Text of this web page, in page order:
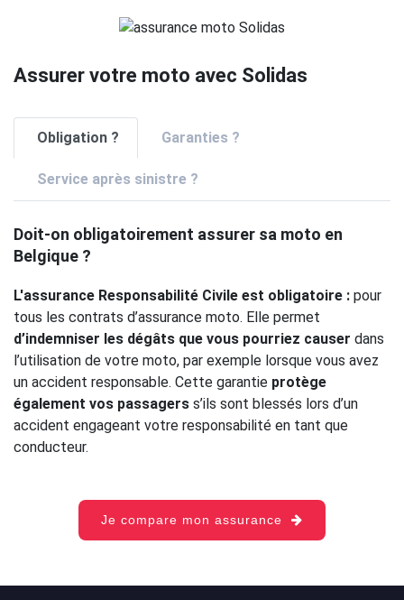
Assurer votre moto avec Solidas
Obligation ? Garanties ?
Service après sinistre ?
Doit-on obligatoirement assurer sa moto en
Belgique ?
L'assurance Responsabilité Civile est obligatoire : pour
tous les contrats d’assurance moto. Elle permet
d’indemniser les dégâts que vous pourriez causer dans
l’utilisation de votre moto, par exemple lorsque vous avez
un accident responsable. Cette garantie protège
également vos passagers s’ils sont blessés lors d’un
accident engageant votre responsabilité en tant que
conducteur.
Je compare mon assurance